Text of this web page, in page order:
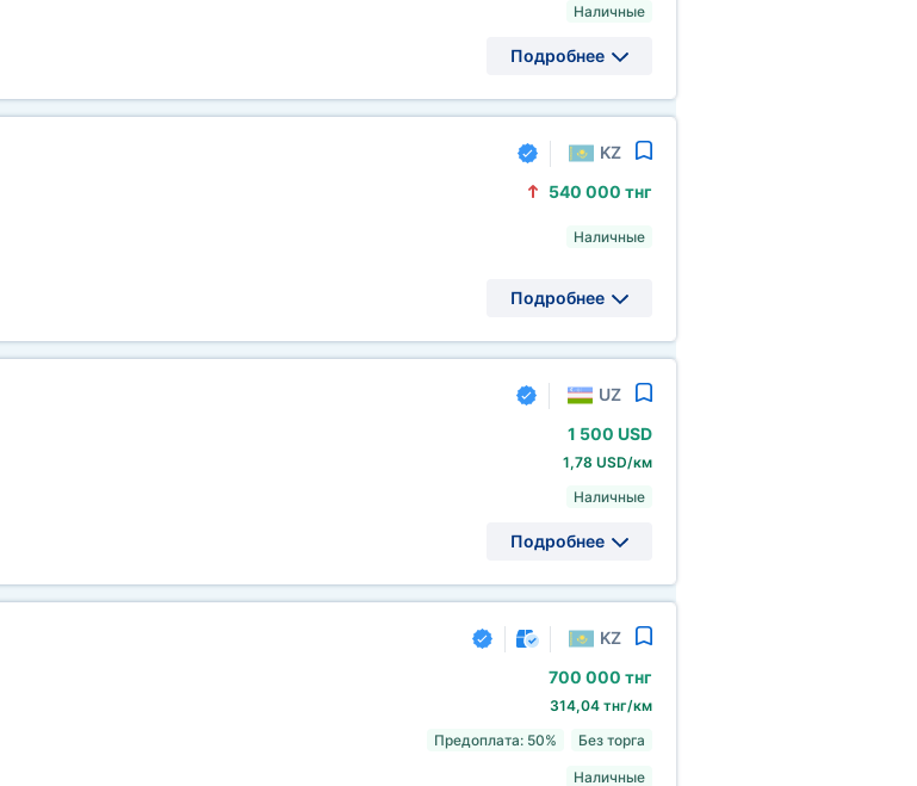
Наличные
Подробнее
KZ
540 000 тнг
Наличные
Подробнее
UZ
1 500 USD
1,78 USD/км
Наличные
Подробнее
KZ
700 000 тнг
314,04 тнг/км
Предоплата: 50%
Без торга
Наличные